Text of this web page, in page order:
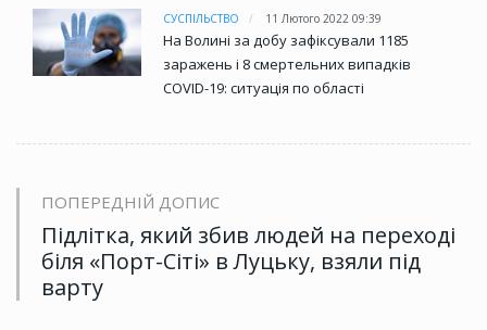
СУСПІЛЬСТВО 11 Лютого 2022 09:39
На Волині за добу зафіксували 1185
заражень і 8 смертельних випадків
COVID-19: ситуація по області
ПОПЕРЕДНІЙ ДОПИС
Підлітка, який збив людей на переході
біля «Порт-Сіті» в Луцьку, взяли під
варту